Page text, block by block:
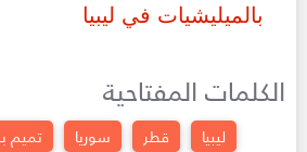
بالميليشيات في ليبيا
الكلمات المفتاحية
ليبيا قطر سوريا تميم